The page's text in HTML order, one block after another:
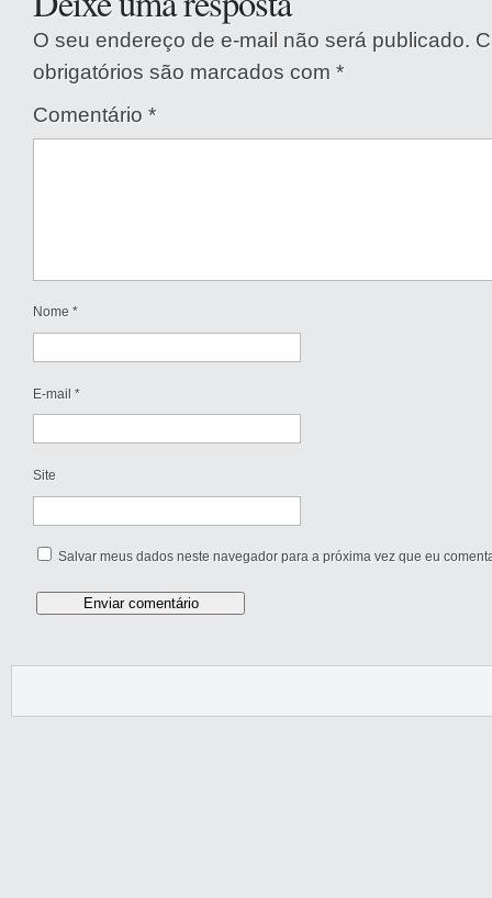
O seu endereço de e-mail não será publicado.
obrigatórios são marcados com *
Comentário *
Nome *
E-mail *
Site
Salvar meus dados neste navegador para a próxima vez que eu